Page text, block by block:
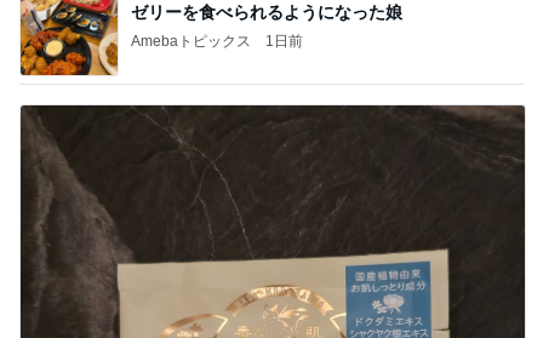
ゼリーを食べられるようになった娘
Amebaトピックス 1日前